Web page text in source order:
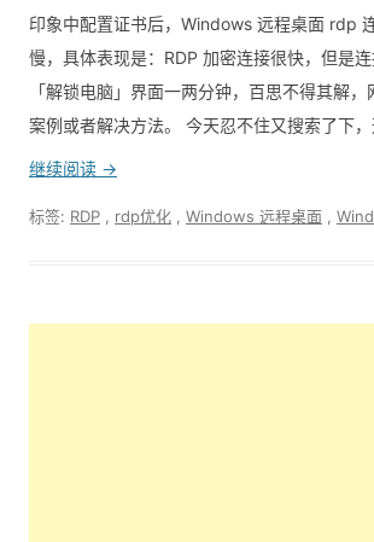
印象中配置证书后，Windows 远程桌面 rdp
慢，具体表现是：RDP 加密连接很快，但是
「解锁电脑」界面一两分钟，百思不得其解
案例或者解决方法。 今天忍不住又搜索了下
继续阅读 →
标签: RDP rdp优化 Windows 远程桌面